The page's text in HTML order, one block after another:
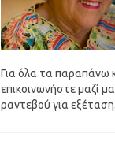
Για όλα τα παραπάνω
επικοινωνήστε μαζί
ραντεβού για εξέταση.